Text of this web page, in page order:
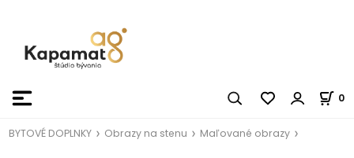
0
BYTOVÉ DOPLNKY Obrazy na stenu Maľované obrazy